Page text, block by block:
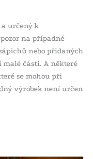
a určený k
na případné
nebo přidaných
části. A některé
se mohou při
výrobek není určen